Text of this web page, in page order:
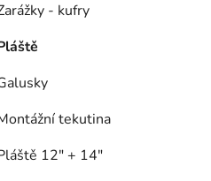
- kufry
tekutina
12" + 14"